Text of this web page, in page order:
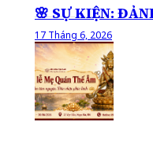
🌸 SỰ KIỆN:
17 Tháng 6, 2026